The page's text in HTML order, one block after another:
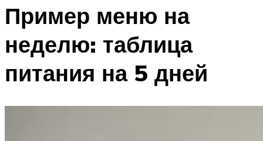
Пример меню на
неделю: таблица
питания на 5 дней